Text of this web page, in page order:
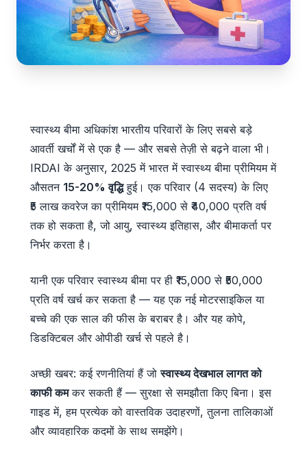
स्वास्थ्य बीमा अधिकांश भारतीय परिवारों के लिए सबसे बड़े
आवर्ती खर्चों में से एक है — और सबसे तेज़ी से बढ़ने वाला भी।
IRDAI के अनुसार, 2025 में भारत में स्वास्थ्य बीमा प्रीमियम में
औसतन 15-20% वृद्धिहुई। एक परिवार (4 सदस्य) के लिए
₹5 लाख कवरेज का प्रीमियम ₹15,000 से ₹40,000 प्रति वर्ष
तक हो सकता है, जो आयु, स्वास्थ्य इतिहास, और बीमाकर्ता पर
निर्भर करता है।
यानी एक परिवार स्वास्थ्य बीमा पर ही ₹15,000 से ₹50,000
प्रति वर्ष खर्च कर सकता है — यह एक नई मोटरसाइकिल या
बच्चे की एक साल की फीस के बराबर है। और यह कोपे,
डिडक्टिबल और ओपीडी खर्च से पहले है।
अच्छी खबर: कई रणनीतियां हैं जोस्वास्थ्य देखभाल लागत को
काफी कमकर सकती हैं — सुरक्षा से समझौता किए बिना। इस
गाइड में, हम प्रत्येक को वास्तविक उदाहरणों, तुलना तालिकाओं
और व्यावहारिक कदमों के साथ समझेंगे।